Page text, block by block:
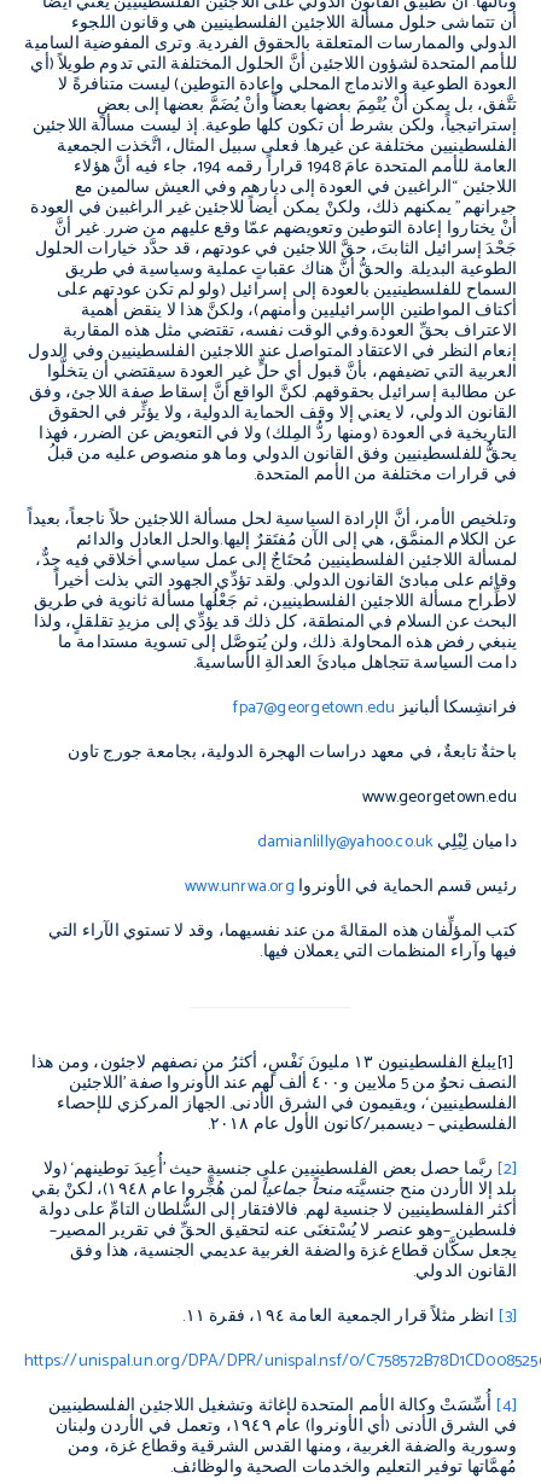
أن تتماشى حلول مسألة اللاجئين الفلسطينيين هي وقانون اللجوء
الدولي والممارسات المتعلقة بالحقوق الفردية. وترى المفوضية السامية
للأمم المتحدة لشؤون اللاجئين أنَّ الحلول المختلفة التي تدوم طويلاً (أي
العودة الطوعية والاندماج المحلي وإعادة التوطين) ليست متنافرةً لا
تتَّفق، بل يمكن أنْ يُتْمِمَ بعضها بعضاً وأنْ يُضَمَّ بعضها إلى بعضٍ
إستراتيجياً، ولكن بشرط أن تكون كلها طوعية. إذ ليست مسألة اللاجئين
الفلسطينيين مختلفة عن غيرها. فعلى سبيل المثال، اتَّخذت الجمعية
العامة للأمم المتحدة عامَ 1948 قراراً رقمه 194، جاء فيه أنَّ هؤلاء
اللاجئين “الراغبين في العودة إلى ديارهم وفي العيش سالمين مع
جيرانهم” يمكنهم ذلك، ولكنْ يمكن أيضاً للاجئين غير الراغبين في العودة
أنْ يختاروا إعادة التوطين وتعويضهم عمّا وقع عليهم من ضرر. غير أنَّ
جَحْدَ إسرائيل الثابتَ، حقَّ اللاجئين في عودتهم، قد حدَّد خيارات الحلول
الطوعية البديلة. والحقُّ أنَّ هناك عقباتٍ عملية وسياسية في طريق
السماح للفلسطينيين بالعودة إلى إسرائيل (ولو لم تكن عودتهم على
أكتاف المواطنين الإسرائيليين وأمنهم)، ولكنَّ هذا لا ينقض أهمية
الاعتراف بحقِّ العودة.وفي الوقت نفسه، تقتضي مثل هذه المقاربة
إنعام النظر في الاعتقاد المتواصل عند اللاجئين الفلسطينيين وفي الدول
العربية التي تضيفهم، بأنَّ قبول أي حلٍّ غير العودة سيقتضي أن يتخلَّوا
عن مطالبة إسرائيل بحقوقهم. لكنَّ الواقع أنَّ إسقاط صفة اللاجئ، وفق
القانون الدولي، لا يعني إلا وقف الحماية الدولية، ولا يؤثِّر في الحقوق
التاريخية في العودة (ومنها ردُّ المِلك) ولا في التعويض عن الضرر، فهذا
يحقُّ للفلسطينيين وفق القانون الدولي وما هو منصوص عليه من قبلُ
في قرارات مختلفة من الأمم المتحدة.
وتلخيص الأمر، أنَّ الإرادة السياسية لحل مسألة اللاجئين حلاً ناجعاً، بعيداً
عن الكلام المنمَّق، هي إلى الآن مُفتَقرٌ إليها.والحل العادل والدائم
لمسألة اللاجئين الفلسطينيين مُحتَاجٌ إلى عمل سياسي أخلاقي فيه جِدٌّ،
وقائم على مبادئ القانون الدولي. ولقد تؤدِّي الجهود التي بذلت أخيراً
لاطِّراح مسألة اللاجئين الفلسطينيين، ثم جَعْلُها مسألة ثانوية في طريق
البحث عن السلام في المنطقة، كل ذلك قد يؤدِّي إلى مزيدِ تقلقلٍ، ولذا
ينبغي رفض هذه المحاولة.ذلك، ولن يُتوصَّل إلى تسوية مستدامة ما
دامت السياسة تتجاهل مبادئَ العدالةِ الأساسيةَ.
فرانشِسكا ألبانيزfpa7@georgetown.edu
باحثةٌ تابعةٌ، في معهد دراسات الهجرة الدولية، بجامعة جورج تاون
www.georgetown.edu
داميان لِيْلِيdamianlilly@yahoo.co.uk
رئيس قسم الحماية في الأونروا www.unrwa.org
كتب المؤلِّفان هذه المقالةَ من عند نفسيهما، وقد لا تستوي الآراء التي
فيها وآراء المنظمات التي يعملان فيها.
[1]يبلغ الفلسطينيون ١٣ مليونَ نَفْسٍ، أكثرُ من نصفهم لاجئون، ومن هذا
النصف نحوٌ من5ملايين و٤٠٠ ألف لهم عند الأونروا صفة’اللاجئين
الفلسطينيين‘، ويقيمون في الشرق الأدنى. الجهاز المركزي للإحصاء
الفلسطيني–ديسمبر/كانون الأول عام ٢٠١٨.
[2] ربَّما حصل بعض الفلسطينيين على جنسيةٍ حيث’أُعِيدَ توطينهم‘ (ولا
بلد إلا الأردن منح جنسيَّتهمنحاً جماعياً لمن هُجِّروا عام ١٩٤٨)، لكنْ بقي
أكثر الفلسطينيين لا جنسية لهم. فالافتقار إلى السُّلطان التامِّ على دولة
فلسطين–وهو عنصر لا يُسْتغنَى عنه لتحقيق الحقِّ في تقرير المصير–
يجعل سكَّان قطاع غزة والضفة الغربية عديمي الجنسية، هذا وفق
القانون الدولي.
[3] انظر مثلاً قرار الجمعية العامة ١٩٤، فقرة ١١.
https://unispal.un.org/DPA/DPR/unispal.nsf/0/
[4] أُسِّسَتْ وكالة الأمم المتحدة لإغاثة وتشغيل اللاجئين الفلسطينيين
في الشرق الأدنى (أي الأونروا) عام ١٩٤٩، وتعمل في الأردن ولبنان
وسورية والضفة الغربية، ومنها القدس الشرقية وقطاع غزة، ومن
مُهمَّاتها توفير التعليم والخدمات الصحية والوظائف.